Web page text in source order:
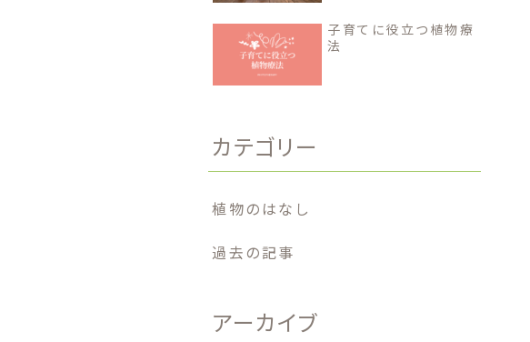
子育てに役立つ植物療
法
カテゴリー
植物のはなし
過去の記事
アーカイブ